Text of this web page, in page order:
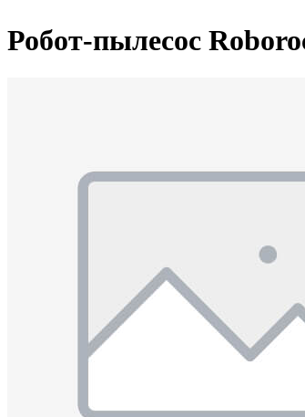
Робот-пылесос